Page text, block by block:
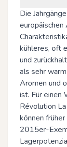
Die
kühleres, oft
und
als sehr
Aromen und
ist. Für einen
Révolution
können
2015er-